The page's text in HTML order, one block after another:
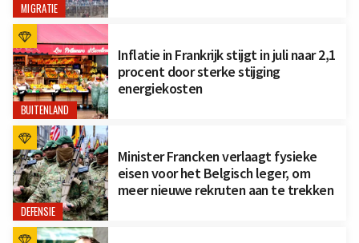
MIGRATIE
BUITENLAND
Inflatie in Frankrijk stijgt in juli naar 2,1
procent door sterke stijging
energiekosten
DEFENSIE
Minister Francken verlaagt fysieke
eisen voor het Belgisch leger, om
meer nieuwe rekruten aan te trekken